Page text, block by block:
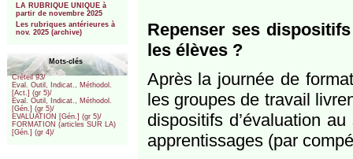
LA RUBRIQUE UNIQUE à
partir de novembre 2025
Les rubriques antérieures à
nov. 2025 (archive)
Mots-clés
Créteil 93/
Eval. Outil, Indicat., Méthodol.
[Act.] (gr 5)/
Eval. Outil, Indicat., Méthodol.
[Gén.] (gr 5)/
EVALUATION [Gén.] (gr 5)/
FORMATION (articles SUR LA)
[Gén.] (gr 4)/
Repenser ses
les élèves ?
Après la journée de
les groupes de travail
dispositifs d’évaluation
apprentissages (par